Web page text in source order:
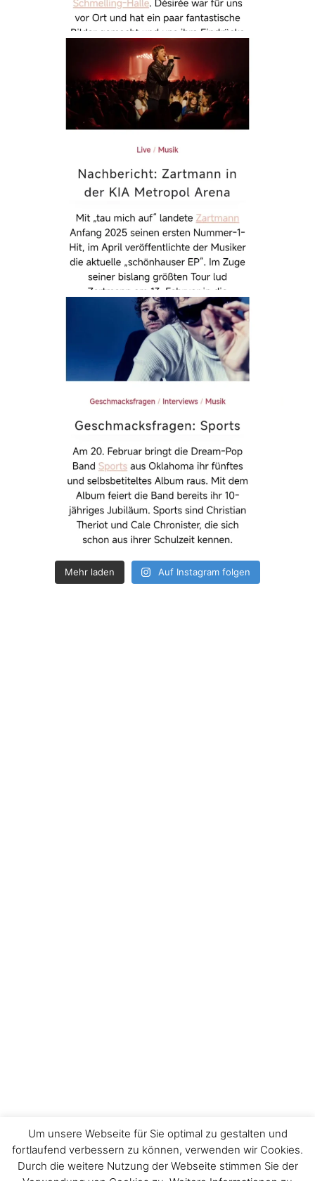
Mehr laden Auf Instagram folgen
Um unsere Webseite für Sie optimal zu gestalten und
fortlaufend verbessern zu können, verwenden wir Cookies.
Durch die weitere Nutzung der Webseite stimmen Sie der